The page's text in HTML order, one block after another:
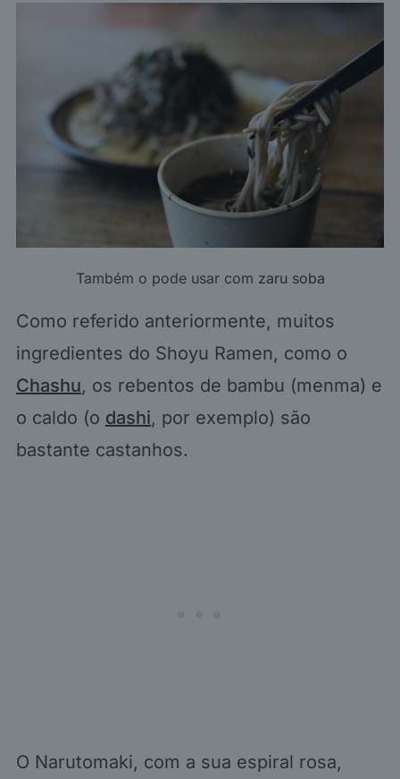
Também o pode usar com zaru soba
Como referido anteriormente, muitos
ingredientes do Shoyu Ramen, como o
Chashu, os rebentos de bambu (menma) e
o caldo (o dashi, por exemplo) são
bastante castanhos.
O Narutomaki, com a sua espiral rosa,